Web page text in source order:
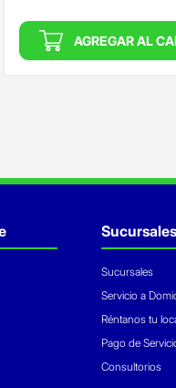
AGREGAR AL
Sucursales
Sucursales
Servicio a
Réntanos tu
Pago de
Consultorios